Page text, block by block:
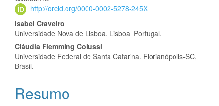
artigo
principal
http://orcid.org/0000-0002-5278-245X
Isabel Craveiro
Universidade Nova de Lisboa. Lisboa, Portugal.
Cláudia Flemming Colussi
Universidade Federal de Santa Catarina. Florianópolis-SC,
Brasil.
Resumo